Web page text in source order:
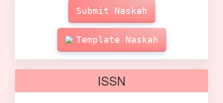
SubmissionSubmit Naskah
Template Naskah
ISSN